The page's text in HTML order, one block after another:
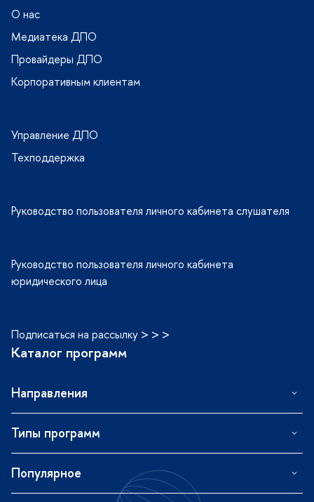
О нас
Медиатека ДПО
Провайдеры ДПО
Корпоративным клиентам
Управление ДПО
Техподдержка
Руководство пользователя личного кабинета слушателя
Руководство пользователя личного кабинета
юридического лица
Подписаться на рассылку > > >
Каталог программ
Направления
Типы программ
Популярное